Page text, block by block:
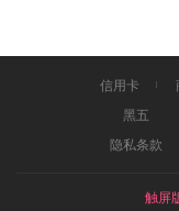
宅家心得多
信用卡
黑五
隐私条款
触屏